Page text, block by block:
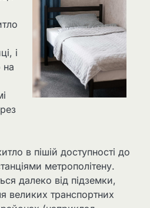
і
на
в пішій доступності до
метрополітену.
далеко від підземки,
великих транспортних